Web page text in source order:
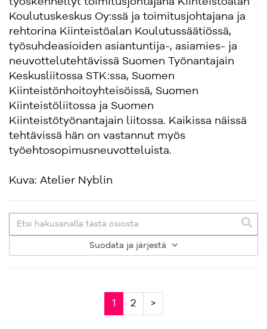
Koulutuskeskus Oy:ssä ja toimitusjohtajana ja
rehtorina Kiinteistöalan Koulutussäätiössä,
työsuhdeasioiden asiantuntija-, asiamies- ja
neuvottelutehtävissä Suomen Työnantajain
Keskusliitossa STK:ssa, Suomen
Kiinteistönhoitoyhteisöissä, Suomen
Kiinteistöliitossa ja Suomen
Kiinteistötyönantajain liitossa. Kaikissa näissä
tehtävissä hän on vastannut myös
työehtosopimusneuvotteluista.
Kuva: Atelier Nyblin
Suodata ja järjestä
1 2 >